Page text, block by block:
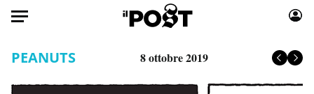
HOME
PEANUTS 8 ottobre 2019